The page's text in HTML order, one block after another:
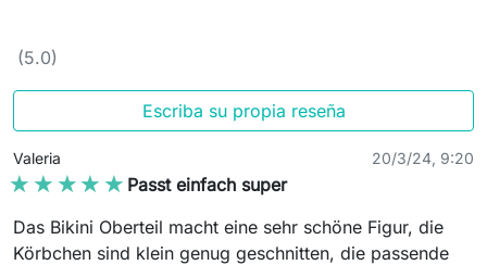
(5.0)
Escriba su propia reseña
Valeria 20/3/24, 9:20
★★★★★
★★★★★ Passt einfach super
Das Bikini Oberteil macht eine sehr schöne Figur, die
Körbchen sind klein genug geschnitten, die passende